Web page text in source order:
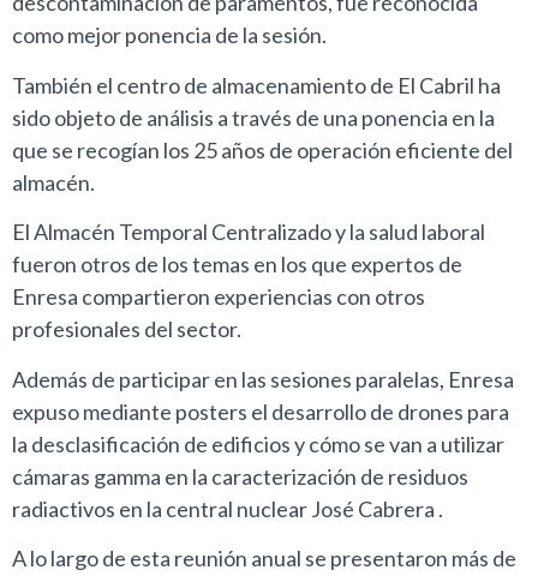
como mejor ponencia de la sesión.
También el centro de almacenamiento de El Cabril ha
sido objeto de análisis a través de una ponencia en la
que se recogían los 25 años de operación eficiente del
almacén.
El Almacén Temporal Centralizado y la salud laboral
fueron otros de los temas en los que expertos de
Enresa compartieron experiencias con otros
profesionales del sector.
Además de participar en las sesiones paralelas, Enresa
expuso mediante posters el desarrollo de drones para
la desclasificación de edificios y cómo se van a utilizar
cámaras gamma en la caracterización de residuos
radiactivos en la central nuclear José Cabrera .
A lo largo de esta reunión anual se presentaron más de